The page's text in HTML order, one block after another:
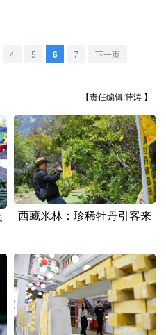
河北 山西
上海 江苏
福建 江西
湖北 湖南
云南 西藏
青海 宁夏
黑龙江
4 5 6 7 下一页
【责任编辑:薛涛 】
西藏米林：珍稀牡丹引客来